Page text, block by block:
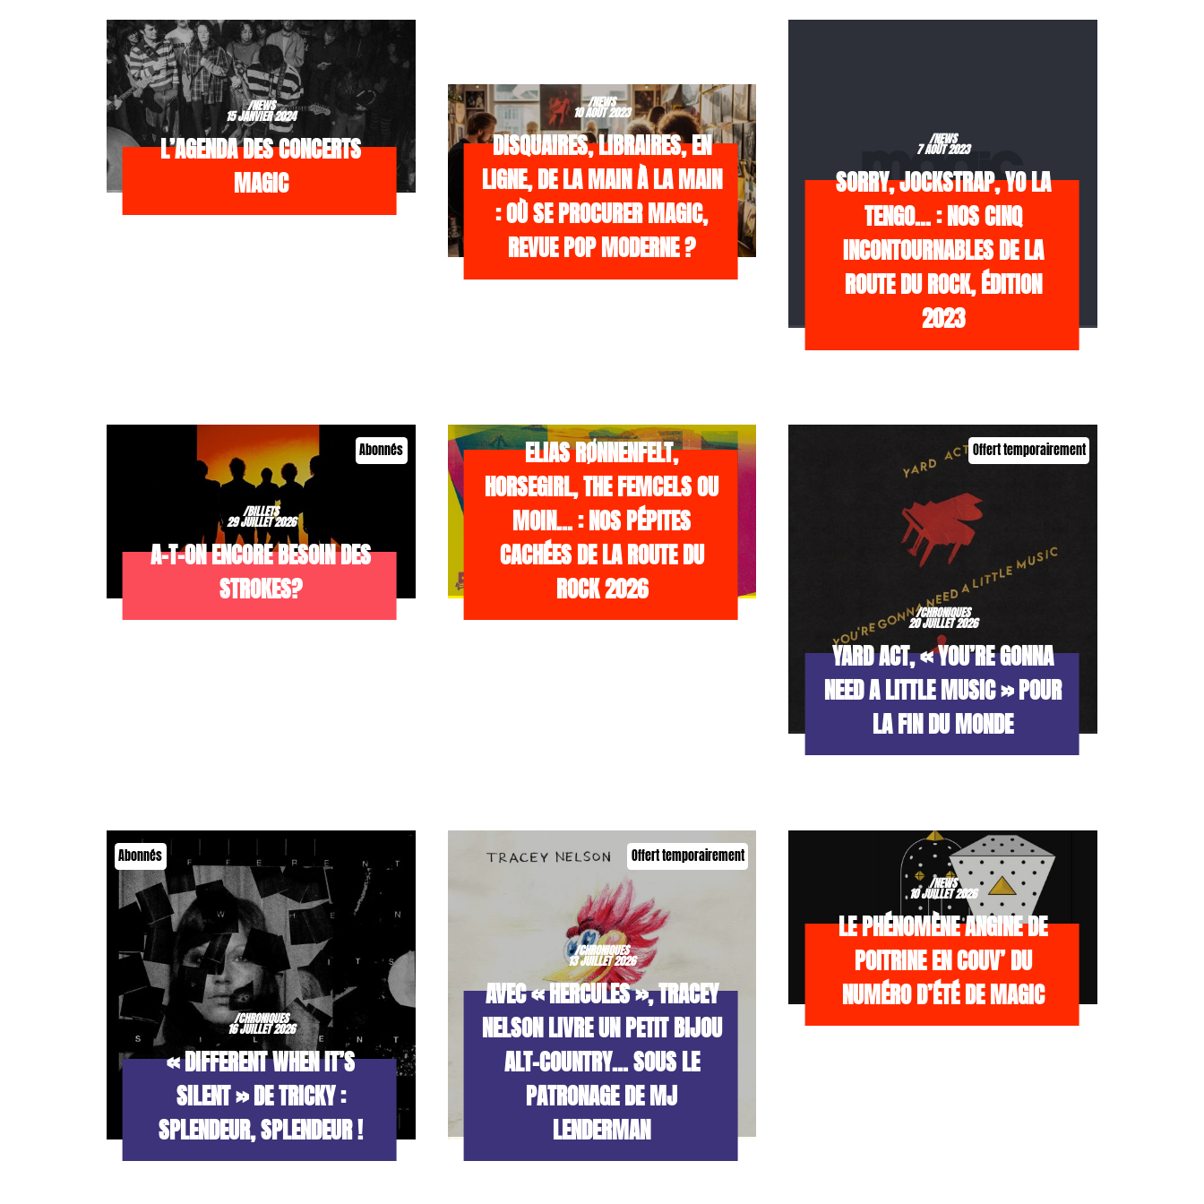
/NEWS
15 JANVIER 2024
L’AGENDA DES CONCERTS
MAGIC
/NEWS
10 AOÛT 2023
DISQUAIRES, LIBRAIRES, EN
LIGNE, DE LA MAIN À LA MAIN
: OÙ SE PROCURER MAGIC,
REVUE POP MODERNE ?
/NEWS
7 AOÛT 2023
SORRY, JOCKSTRAP, YO LA
TENGO… : NOS CINQ
INCONTOURNABLES DE LA
ROUTE DU ROCK, ÉDITION
2023
Abonnés
/BILLETS
29 JUILLET 2026
A-T-ON ENCORE BESOIN DES
STROKES?
ELIAS RØNNENFELT,
HORSEGIRL, THE FEMCELS OU
MOIN… : NOS PÉPITES
CACHÉES DE LA ROUTE DU
ROCK 2026
Offert temporairement
/CHRONIQUES
20 JUILLET 2026
YARD ACT, « YOU’RE GONNA
NEED A LITTLE MUSIC » POUR
LA FIN DU MONDE
Abonnés
/CHRONIQUES
16 JUILLET 2026
« DIFFERENT WHEN IT’S
SILENT » DE TRICKY :
SPLENDEUR, SPLENDEUR !
Offert temporairement
/CHRONIQUES
13 JUILLET 2026
AVEC « HERCULES », TRACEY
NELSON LIVRE UN PETIT BIJOU
ALT-COUNTRY… SOUS LE
PATRONAGE DE MJ
LENDERMAN
/NEWS
10 JUILLET 2026
LE PHÉNOMÈNE ANGINE DE
POITRINE EN COUV’ DU
NUMÉRO D’ÉTÉ DE MAGIC